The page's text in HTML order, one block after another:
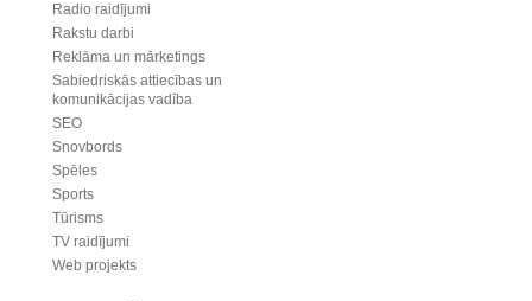
Radio raidījumi
Rakstu darbi
Reklāma un mārketings
Sabiedriskās attiecības un
komunikācijas vadība
SEO
Snovbords
Spēles
Sports
Tūrisms
TV raidījumi
Web projekts